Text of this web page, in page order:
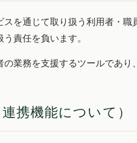
スを通じて取り扱う利用者・
責任を負います。
業務を支援するツールであり
携機能について）